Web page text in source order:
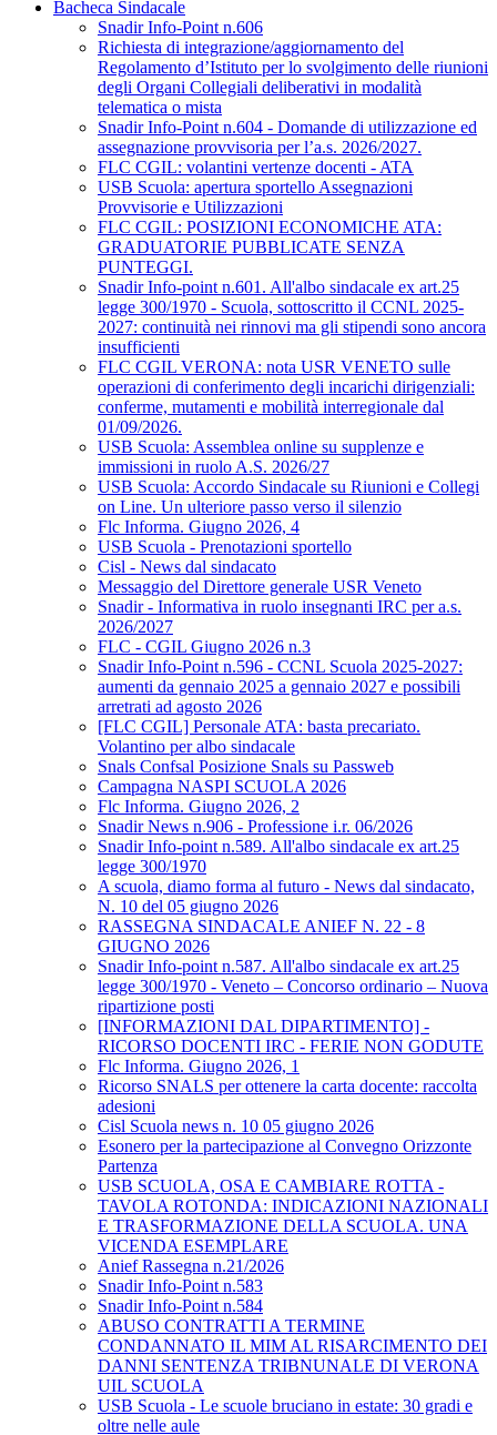
Bacheca Sindacale
Snadir Info-Point n.606
Richiesta di integrazione/aggiornamento del
Regolamento d’Istituto per lo svolgimento delle riunioni
degli Organi Collegiali deliberativi in modalità
telematica o mista
Snadir Info-Point n.604 - Domande di utilizzazione ed
assegnazione provvisoria per l’a.s. 2026/2027.
FLC CGIL: volantini vertenze docenti - ATA
USB Scuola: apertura sportello Assegnazioni
Provvisorie e Utilizzazioni
FLC CGIL: POSIZIONI ECONOMICHE ATA:
GRADUATORIE PUBBLICATE SENZA
PUNTEGGI.
Snadir Info-point n.601. All'albo sindacale ex art.25
legge 300/1970 - Scuola, sottoscritto il CCNL 2025-
2027: continuità nei rinnovi ma gli stipendi sono ancora
insufficienti
FLC CGIL VERONA: nota USR VENETO sulle
operazioni di conferimento degli incarichi dirigenziali:
conferme, mutamenti e mobilità interregionale dal
01/09/2026.
USB Scuola: Assemblea online su supplenze e
immissioni in ruolo A.S. 2026/27
USB Scuola: Accordo Sindacale su Riunioni e Collegi
on Line. Un ulteriore passo verso il silenzio
Flc Informa. Giugno 2026, 4
USB Scuola - Prenotazioni sportello
Cisl - News dal sindacato
Messaggio del Direttore generale USR Veneto
Snadir - Informativa in ruolo insegnanti IRC per a.s.
2026/2027
FLC - CGIL Giugno 2026 n.3
Snadir Info-Point n.596 - CCNL Scuola 2025-2027:
aumenti da gennaio 2025 a gennaio 2027 e possibili
arretrati ad agosto 2026
[FLC CGIL] Personale ATA: basta precariato.
Volantino per albo sindacale
Snals Confsal Posizione Snals su Passweb
Campagna NASPI SCUOLA 2026
Flc Informa. Giugno 2026, 2
Snadir News n.906 - Professione i.r. 06/2026
Snadir Info-point n.589. All'albo sindacale ex art.25
legge 300/1970
A scuola, diamo forma al futuro - News dal sindacato,
N. 10 del 05 giugno 2026
RASSEGNA SINDACALE ANIEF N. 22 - 8
GIUGNO 2026
Snadir Info-point n.587. All'albo sindacale ex art.25
legge 300/1970 - Veneto – Concorso ordinario – Nuova
ripartizione posti
[INFORMAZIONI DAL DIPARTIMENTO] -
RICORSO DOCENTI IRC - FERIE NON GODUTE
Flc Informa. Giugno 2026, 1
Ricorso SNALS per ottenere la carta docente: raccolta
adesioni
Cisl Scuola news n. 10 05 giugno 2026
Esonero per la partecipazione al Convegno Orizzonte
Partenza
USB SCUOLA, OSA E CAMBIARE ROTTA -
TAVOLA ROTONDA: INDICAZIONI NAZIONALI
E TRASFORMAZIONE DELLA SCUOLA. UNA
VICENDA ESEMPLARE
Anief Rassegna n.21/2026
Snadir Info-Point n.583
Snadir Info-Point n.584
ABUSO CONTRATTI A TERMINE
CONDANNATO IL MIM AL RISARCIMENTO DEI
DANNI SENTENZA TRIBNUNALE DI VERONA
UIL SCUOLA
USB Scuola - Le scuole bruciano in estate: 30 gradi e
oltre nelle aule